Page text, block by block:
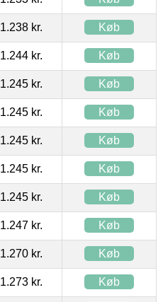
1.238 kr. Køb
1.244 kr. Køb
1.245 kr. Køb
1.245 kr. Køb
1.245 kr. Køb
1.245 kr. Køb
1.245 kr. Køb
1.247 kr. Køb
1.270 kr. Køb
1.273 kr. Køb